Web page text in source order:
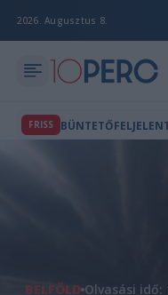
2026. Augusztus 8.
FRISS
BELFÖLD Olvasási idő: